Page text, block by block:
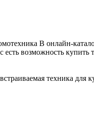
В онлайн-
возможность купить
техника